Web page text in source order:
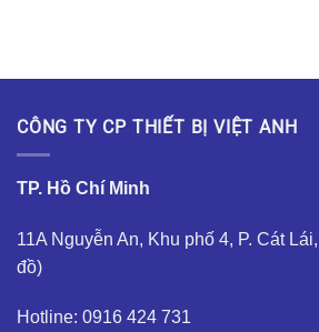
CÔNG TY CP THIẾT BỊ VIỆT ANH
TP. Hồ Chí Minh
11A Nguyễn An, Khu phố 4, P. Cát
đồ)
Hotline: 0916 424 731